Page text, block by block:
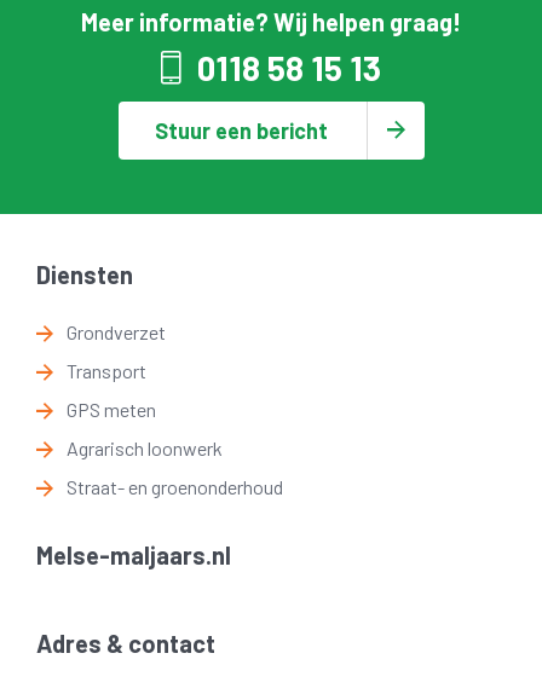
Meer informatie? Wij helpen graag!
0118 58 15 13
Stuur een bericht
Diensten
Grondverzet
Transport
GPS meten
Agrarisch loonwerk
Straat- en groenonderhoud
Melse-maljaars.nl
Adres & contact